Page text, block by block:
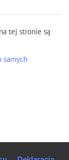
tej stronie są
samych